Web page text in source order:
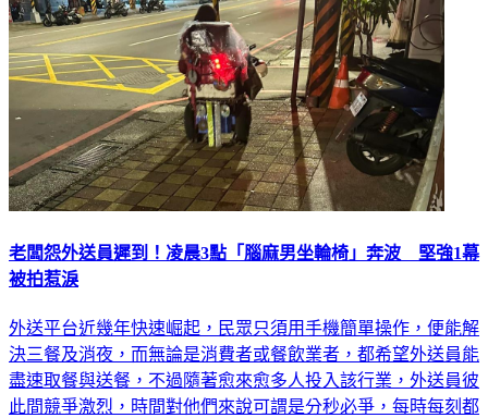
老闆怨外送員遲到！凌晨3點「腦麻男坐輪椅」奔波 堅強1幕
被拍惹淚
外送平台近幾年快速崛起，民眾只須用手機簡單操作，便能解
決三餐及消夜，而無論是消費者或餐飲業者，都希望外送員能
盡速取餐與送餐，不過隨著愈來愈多人投入該行業，外送員彼
此間競爭激烈，時間對他們來說可謂是分秒必爭，每時每刻都